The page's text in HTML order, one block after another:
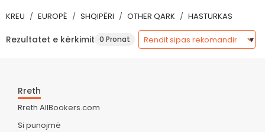
KREU EUROPË SHQIPËRI OTHER QARK HASTURKAS
Rezultatet e kërkimit 0 Pronat
Rreth
Rreth AllBookers.com
Si punojmë